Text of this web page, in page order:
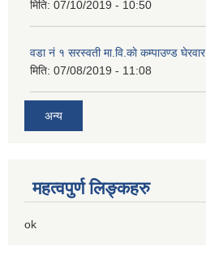
मिति: 07/10/2019 - 10:50
वडा नं १ सरस्वती मा.वि.काे कम्पाउण्ड घेरवार
मिति: 07/08/2019 - 11:08
अन्य
महत्वपुर्ण लिङ्कहरु
ok